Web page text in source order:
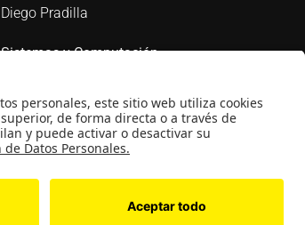
Diego Pradilla
Sistemas y Computación